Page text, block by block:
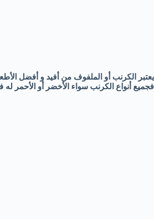
يعتبر الكرنب أو الملفوف من أفيد و أفضل
فجميع أنواع الكرنب سواء الأخضر أو الأحمر له